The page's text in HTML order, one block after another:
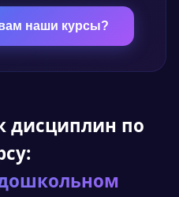
или выпускная
установленного
наши курсы?
дисциплин по